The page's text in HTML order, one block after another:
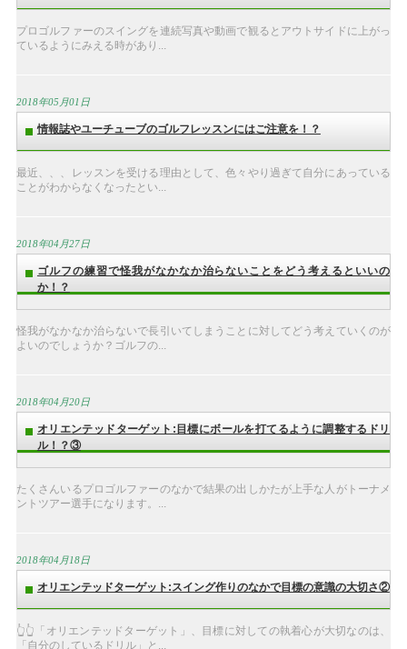
プロゴルファーのスイングを連続写真や動画で観るとアウトサイドに上がっ
ているようにみえる時があり...
2018年05月01日
情報誌やユーチューブのゴルフレッスンにはご注意を！？
最近、、、レッスンを受ける理由として、色々やり過ぎて自分にあっている
ことがわからなくなったとい...
2018年04月27日
ゴルフの練習で怪我がなかなか治らないことをどう考えるといいの
か！？
怪我がなかなか治らないで長引いてしまうことに対してどう考えていくのが
よいのでしょうか？ゴルフの...
2018年04月20日
オリエンテッドターゲット:目標にボールを打てるように調整するドリ
ル！？③
たくさんいるプロゴルファーのなかで結果の出しかたが上手な人がトーナメ
ントツアー選手になります。...
2018年04月18日
オリエンテッドターゲット:スイング作りのなかで目標の意識の大切さ②
👆👆「オリエンテッドターゲット」、目標に対しての執着心が大切なのは、
「自分のしているドリル」と...